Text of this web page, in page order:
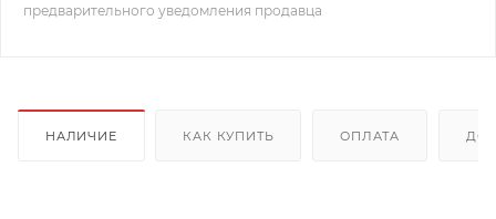
предварительного уведомления продавца
НАЛИЧИЕ КАК КУПИТЬ ОПЛАТА